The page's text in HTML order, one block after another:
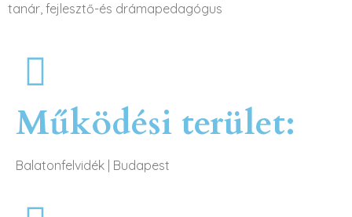
tanár, fejlesztő-és drámapedagógus
Működési terület:
Balatonfelvidék Budapest